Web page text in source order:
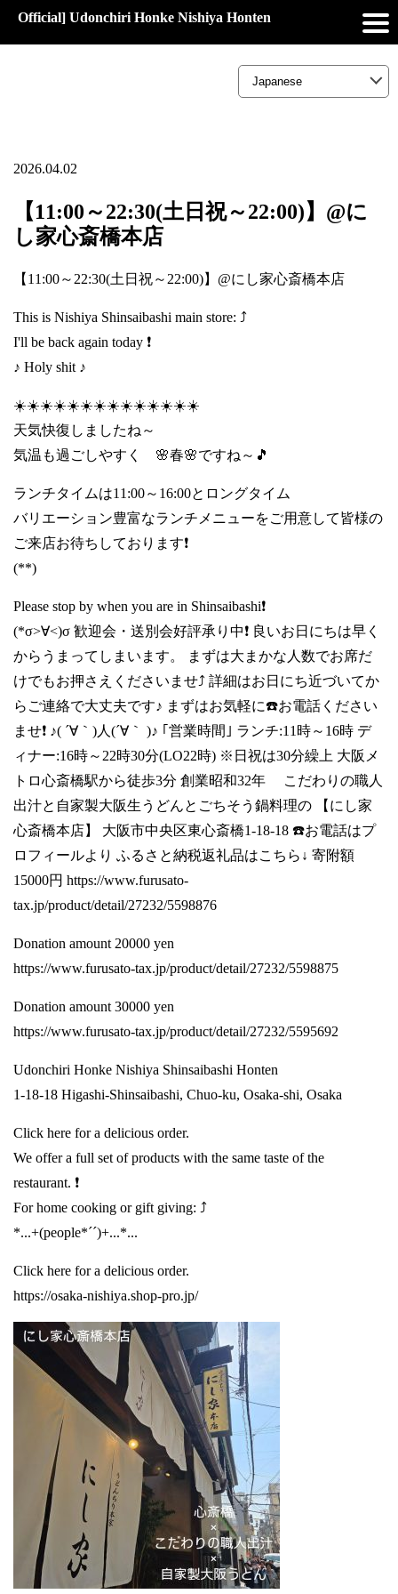
Official] Udonchiri Honke Nishiya Honten
2026.04.02
【11:00～22:30(土日祝～22:00)】@に
し家心斎橋本店
【11:00～22:30(土日祝～22:00)】@にし家心斎橋本店
This is Nishiya Shinsaibashi main store: ⤴️
I'll be back again today ❗
♪ Holy shit ♪
☀️☀️☀️☀️☀️☀️☀️☀️☀️☀️☀️☀️☀️☀️
天気快復しましたね～
気温も過ごしやすく 🌸春🌸ですね～🎵
ランチタイムは11:00～16:00とロングタイム
バリエーション豊富なランチメニューをご用意して皆様の
ご来店お待ちしております❗
(**)
Please stop by when you are in Shinsaibashi❗
(*σ>∀<)σ 歓迎会・送別会好評承り中❗ 良いお日にちは早く
からうまってしまいます。 まずは大まかな人数でお席だ
けでもお押さえくださいませ⤴️ 詳細はお日にち近づいてか
らご連絡で大丈夫です♪ まずはお気軽に☎️お電話ください
ませ❗ ♪( ´∀｀)人(´∀｀ )♪ ｢営業時間｣ ランチ:11時～16時 デ
ィナー:16時～22時30分(LO22時) ※日祝は30分繰上 大阪メ
トロ心斎橋駅から徒歩3分 創業昭和32年 こだわりの職人
出汁と自家製大阪生うどんとごちそう鍋料理の 【にし家
心斎橋本店】 大阪市中央区東心斎橋1-18-18 ☎️お電話はプ
ロフィールより ふるさと納税返礼品はこちら↓ 寄附額
15000円 https://www.furusato-
tax.jp/product/detail/27232/5598876
Donation amount 20000 yen
https://www.furusato-tax.jp/product/detail/27232/5598875
Donation amount 30000 yen
https://www.furusato-tax.jp/product/detail/27232/5595692
Udonchiri Honke Nishiya Shinsaibashi Honten
1-18-18 Higashi-Shinsaibashi, Chuo-ku, Osaka-shi, Osaka
Click here for a delicious order.
We offer a full set of products with the same taste of the
restaurant. ❗️
For home cooking or gift giving: ⤴️
*...+(people*´´)+...*...
Click here for a delicious order.
https://osaka-nishiya.shop-pro.jp/